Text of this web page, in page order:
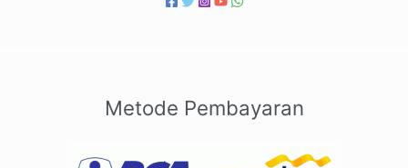
Metode Pembayaran